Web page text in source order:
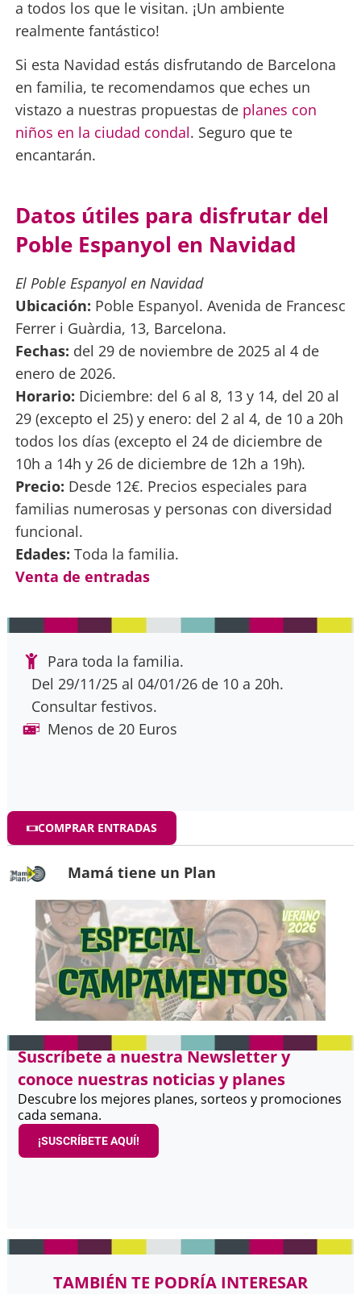
a todos los que le visitan. ¡Un ambiente
realmente fantástico!
Si esta Navidad estás disfrutando de Barcelona
en familia, te recomendamos que eches un
vistazo a nuestras propuestas de planes con
niños en la ciudad condal. Seguro que te
encantarán.
Datos útiles para disfrutar del
Poble Espanyol en Navidad
El Poble Espanyol en Navidad
Ubicación: Poble Espanyol. Avenida de Francesc
Ferrer i Guàrdia, 13, Barcelona.
Fechas: del 29 de noviembre de 2025 al 4 de
enero de 2026.
Horario: Diciembre: del 6 al 8, 13 y 14, del 20 al
29 (excepto el 25) y enero: del 2 al 4, de 10 a 20h
todos los días (excepto el 24 de diciembre de
10h a 14h y 26 de diciembre de 12h a 19h).
Precio: Desde 12€. Precios especiales para
familias numerosas y personas con diversidad
funcional.
Edades: Toda la familia.
Venta de entradas
Para toda la familia.
Del 29/11/25 al 04/01/26 de 10 a 20h.
Consultar festivos.
Menos de 20 Euros
COMPRAR ENTRADAS
Mamá tiene un Plan
Suscríbete a nuestra Newsletter y
conoce nuestras noticias y planes
Descubre los mejores planes, sorteos y promociones
cada semana.
¡SUSCRÍBETE AQUÍ!
TAMBIÉN TE PODRÍA INTERESAR